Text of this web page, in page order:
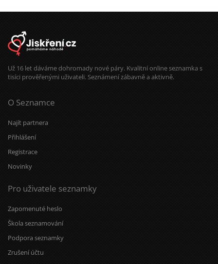
mně včetně lépe vypadajících
Už 16 let dáváme dohromady nové páry. Kvalitní online seznamka s
tisíci prověřenými uživateli. Seznámení zábavně a aktivně.
O Seznamce
Najít partnera
Přihlášení
Registrace
Novinky
Pro uživatele seznamky
Zapomenuté heslo
Škola seznamování
Podpora seznamky
Zrušení účtu